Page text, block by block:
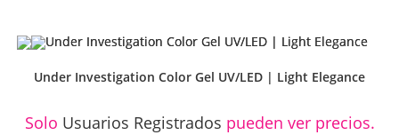
Under Investigation Color Gel UV/LED | Light Elegance
Solo Usuarios Registrados pueden ver precios.